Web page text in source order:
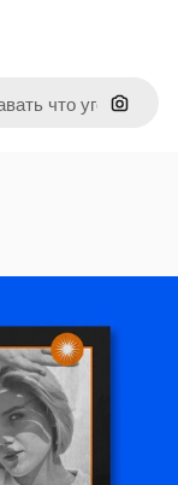
Поиск